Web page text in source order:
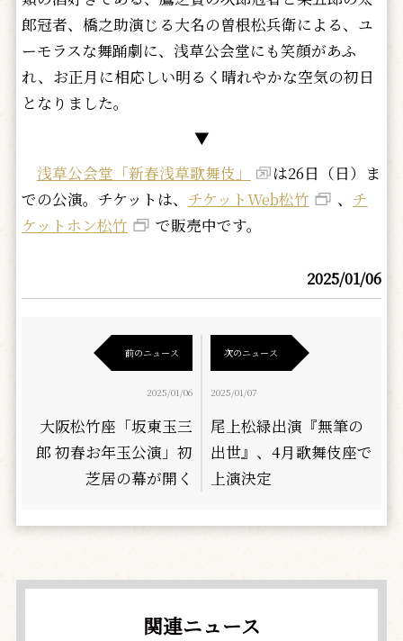
郎冠者、橋之助演じる大名の曽根松兵衛による、ユ
ーモラスな舞踊劇に、浅草公会堂にも笑顔があふ
れ、お正月に相応しい明るく晴れやかな空気の初日
となりました。
▼
浅草公会堂「新春浅草歌舞伎」
は26日（日）ま
での公演。チケットは、 チケットWeb松竹 、 チ
ケットホン松竹
で販売中です。
2025/01/06
前のニュース
2025/01/06
大阪松竹座「坂東玉三
郎 初春お年玉公演」初
芝居の幕が開く
次のニュース
2025/01/07
尾上松緑出演『無筆の
出世』、4月歌舞伎座で
上演決定
関連ニュース